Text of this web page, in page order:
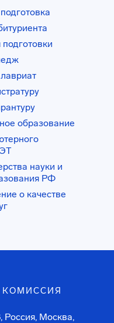
образование
науки и
РФ
о качестве
Россия, Москва,